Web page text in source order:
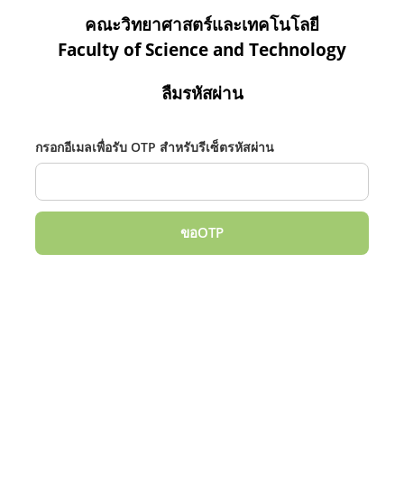
คณะวิทยาศาสตร์และเทคโนโลยี
Faculty of Science and Technology
ลืมรหัสผ่าน
กรอกอีเมลเพื่อรับ OTP สำหรับรีเซ็ตรหัสผ่าน
ขอOTP